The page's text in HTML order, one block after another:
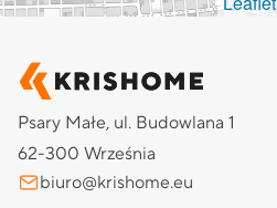
Psary Małe, ul. Budowlana 1
62-300 Września
biuro@krishome.eu